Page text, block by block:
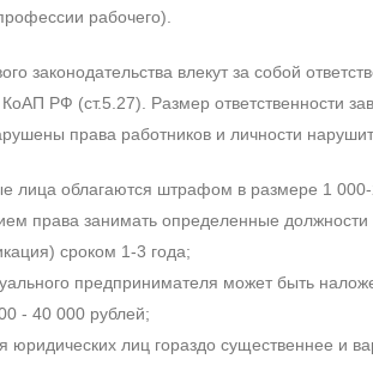
рабочего).
законодательства влекут за собой
РФ (ст.5.27). Размер ответственности
права работников и личности
лица облагаются штрафом в размере 1
права занимать определенные должности
сроком 1-3 года;
предпринимателя может быть
- 40 000 рублей;
лиц гораздо существеннее и